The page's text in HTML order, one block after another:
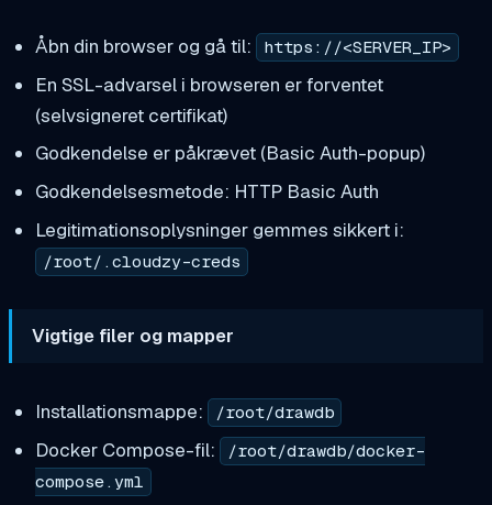
Åbn din browser og gå til: https://<SERVER_IP>
En SSL-advarsel i browseren er forventet
(selvsigneret certifikat)
Godkendelse er påkrævet (Basic Auth-popup)
Godkendelsesmetode: HTTP Basic Auth
Legitimationsoplysninger gemmes sikkert i:
/root/.cloudzy-creds
Vigtige filer og mapper
Installationsmappe: /root/drawdb
Docker Compose-fil:
/root/drawdb/docker-
compose.yml